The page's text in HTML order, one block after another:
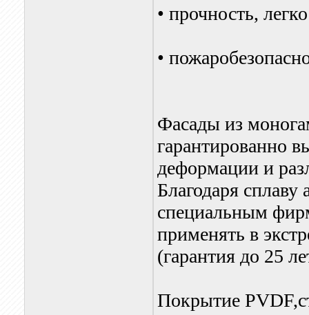
• прочность,
•
Фасады из
гарантированно
деформации и
Благодаря
специальным
применять в
(гарантия до 25
Покрытие